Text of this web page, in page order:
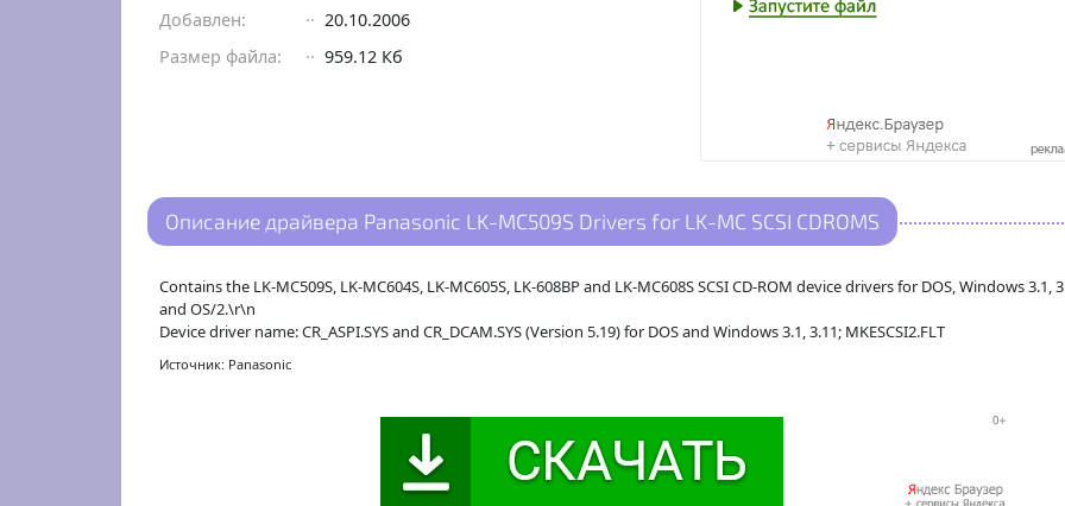
Добавлен:
20.10.2006
Размер файла:
959.12 Кб
Описание драйвера Panasonic LK-MC509S Drivers for LK-MC SCSI CDROMS
Contains the LK-MC509S, LK-MC604S, LK-MC605S, LK-608BP and LK-MC608S SCSI CD-ROM device drivers for DOS, Windows 3.1,
and OS/2.\r\n
Device driver name: CR_ASPI.SYS and CR_DCAM.SYS (Version 5.19) for DOS and Windows 3.1, 3.11; MKESCSI2.FLT
Источник: Panasonic